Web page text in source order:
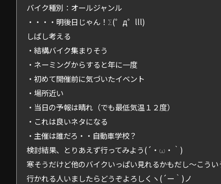
バイク種別：オールジャンル
・・・・明後日じゃん！Σ(゜д゜lll)
しばし考える
・結構バイク集まりそう
・ネーミングからすると年に一度
・初めて開催前に気づいたイベント
・場所近い
・当日の予報は晴れ（でも最低気温１２度）
・これは良いネタになる
・主催は誰だろ・・自動車学校？
検討結果、とりあえず行ってみよう(´・ω・｀)
寒そうだけど他のバイクいっぱい見れるかもだし～こう
行かれる人いましたらどうぞよろしくヽ(´ー｀)ノ